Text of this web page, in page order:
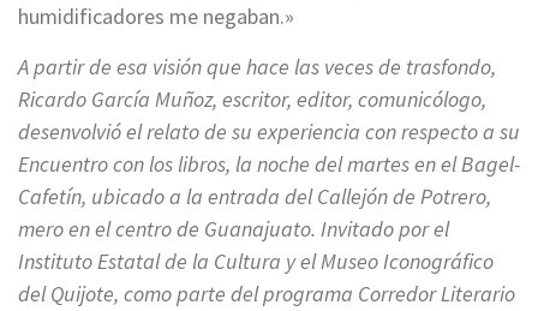
humidificadores me negaban.»
A partir de esa visión que hace las veces de trasfondo,
Ricardo García Muñoz, escritor, editor, comunicólogo,
desenvolvió el relato de su experiencia con respecto a su
Encuentro con los libros, la noche del martes en el Bagel-
Cafetín, ubicado a la entrada del Callejón de Potrero,
mero en el centro de Guanajuato. Invitado por el
Instituto Estatal de la Cultura y el Museo Iconográfico
del Quijote, como parte del programa Corredor Literario